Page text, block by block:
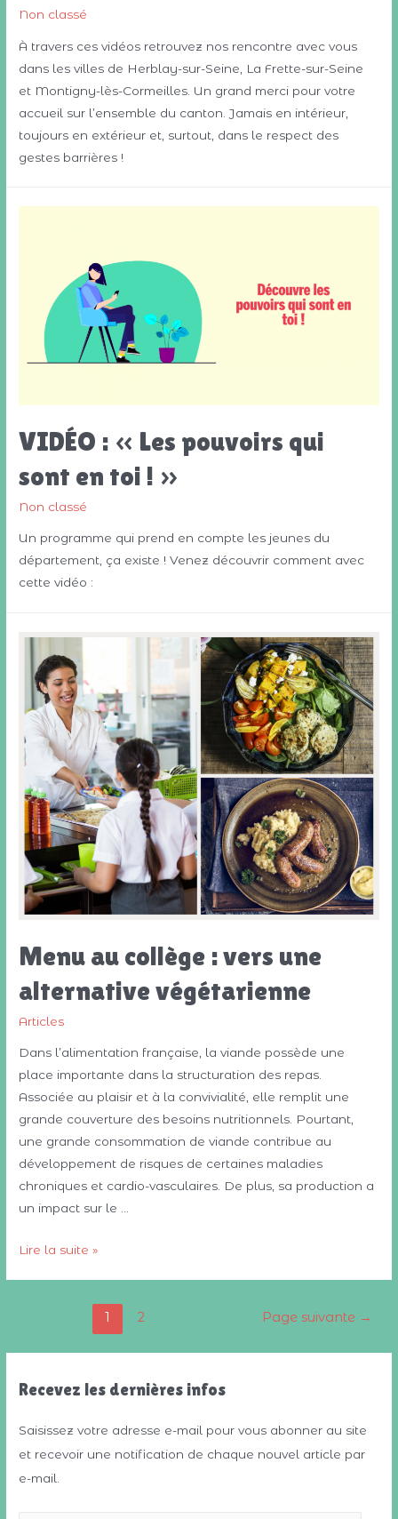
Alternative
plus
juste
Non classé
À travers ces vidéos retrouvez nos rencontre avec vous
dans les villes de Herblay-sur-Seine, La Frette-sur-Seine
et Montigny-lès-Cormeilles. Un grand merci pour votre
accueil sur l’ensemble du canton. Jamais en intérieur,
toujours en extérieur et, surtout, dans le respect des
gestes barrières !
VIDÉO : « Les pouvoirs qui
sont en toi ! »
Non classé
Un programme qui prend en compte les jeunes du
département, ça existe ! Venez découvrir comment avec
cette vidéo :
Menu au collège : vers une
alternative végétarienne
Articles
Dans l’alimentation française, la viande possède une
place importante dans la structuration des repas.
Associée au plaisir et à la convivialité, elle remplit une
grande couverture des besoins nutritionnels. Pourtant,
une grande consommation de viande contribue au
développement de risques de certaines maladies
chroniques et cardio-vasculaires. De plus, sa production a
un impact sur le …
Menu
alternative
Lire la suite »
1 2 Page suivante →
Recevez les dernières infos
Saisissez votre adresse e-mail pour vous abonner au site
et recevoir une notification de chaque nouvel article par
e-mail.